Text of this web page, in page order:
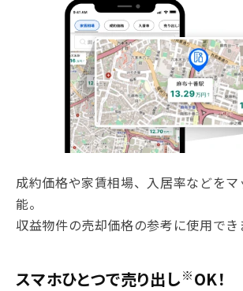
成約価格や家賃相場、入居率などを
能。
収益物件の売却価格の参考に使用でき
スマホひとつで売り出し※OK！